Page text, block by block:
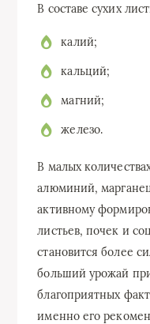
В составе сухих
калий;
кальций;
магний;
железо.
В малых
алюминий,
активному
листьев, почек и
становится более
больший урожай
благоприятных
именно его